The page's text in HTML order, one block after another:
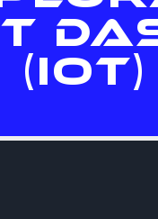
(IOT)